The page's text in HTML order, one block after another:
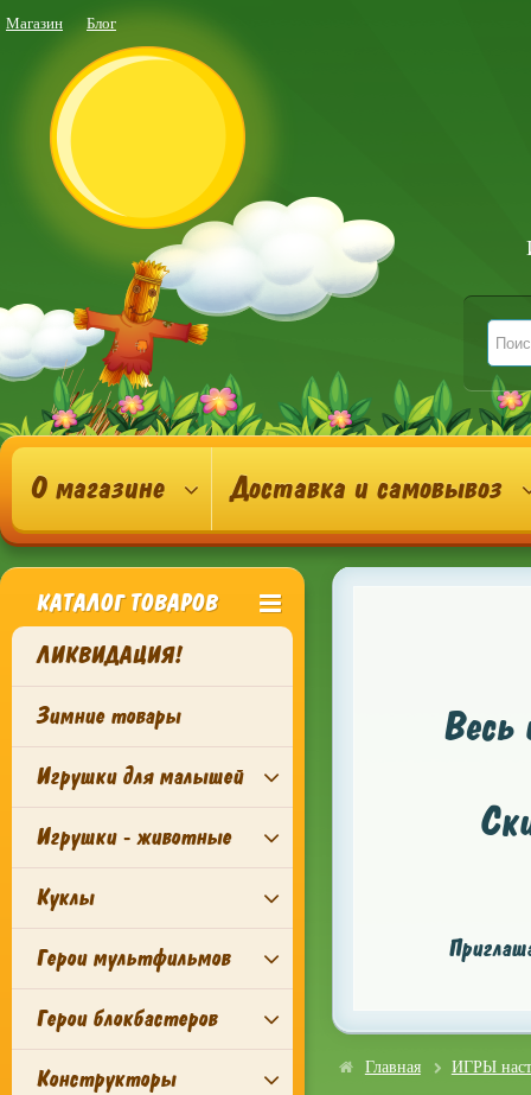
Магазин Блог
О магазине Доставка и самовывоз
КАТАЛОГ ТОВАРОВ
ЛИКВИДАЦИЯ!
Зимние товары
Игрушки для малышей
Игрушки - животные
Куклы
Герои мультфильмов
Герои блокбастеров
Конструкторы
Весь
Главная ИГРЫ